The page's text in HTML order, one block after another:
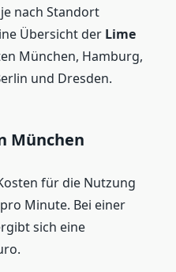
nach Standort
Übersicht der Lime
München, Hamburg,
und Dresden.
München
für die Nutzung
Minute. Bei einer
sich eine